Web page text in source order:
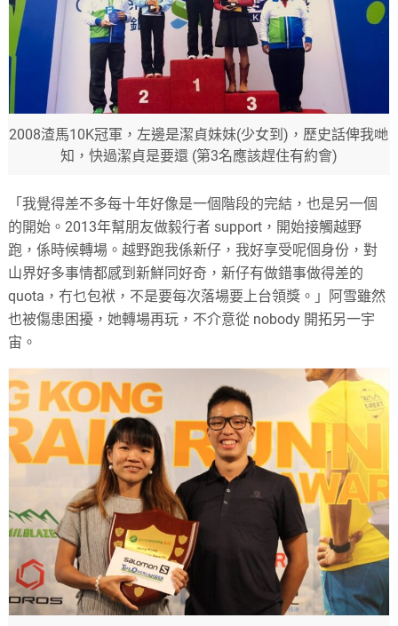
2008渣馬10K冠軍，左邊是潔貞妹妹(少女到)，歷史話俾我哋
知，快過潔貞是要還 (第3名應該趕住有約會)
「我覺得差不多每十年好像是一個階段的完結，也是另一個
的開始。2013年幫朋友做毅行者 support，開始接觸越野
跑，係時候轉場。越野跑我係新仔，我好享受呢個身份，對
山界好多事情都感到新鮮同好奇，新仔有做錯事做得差的
quota，冇乜包袱，不是要每次落場要上台領獎。」阿雪雖然
也被傷患困擾，她轉場再玩，不介意從 nobody 開拓另一宇
宙。